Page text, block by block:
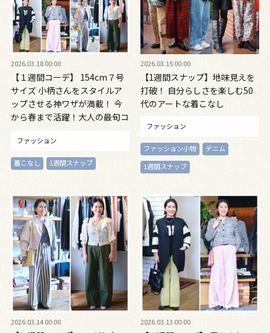
2026.03.18 00:00
【１週間コーデ】 154cm７号
サイズ 小柄さんをスタイルア
ップさせる神ワザが満載！ 今
から春まで活躍！大人の最旬コ
Kawaguchi 川口史子さん～
ファッション
着こなし 1週間スナップ
2026.03.15 00:00
【1週間スナップ】地味見えを
打破！ 自分らしさを楽しむ50
代のアートな着こなし
ファッション
ファッション小物
デニム
1週間スナップ
2026.03.14 00:00 2026.03.13 00:00